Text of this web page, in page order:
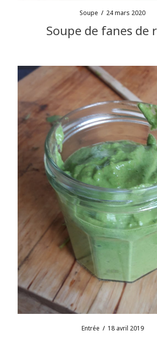
Soupe / 24 mars 2020
Soupe de fanes de
Entrée / 18 avril 2019